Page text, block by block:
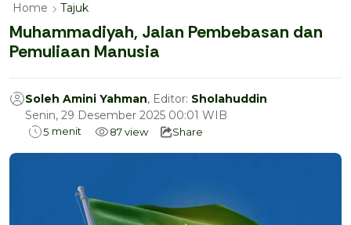
Home Tajuk
Muhammadiyah, Jalan Pembebasan dan
Pemuliaan Manusia
Soleh Amini Yahman, Editor: Sholahuddin
Senin, 29 Desember 2025 00:01 WIB
5 menit 87view Share